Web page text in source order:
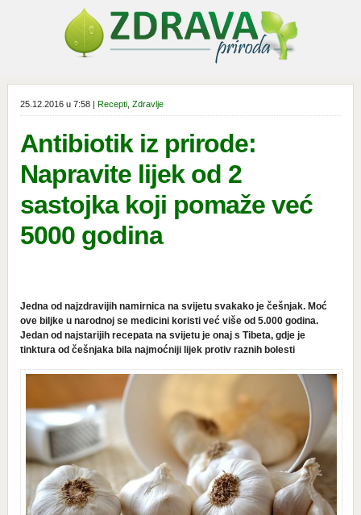
25.12.2016 u 7:58 | Recepti, Zdravlje
Antibiotik iz prirode:
Napravite lijek od 2
sastojka koji pomaže već
5000 godina
Jedna od najzdravijih namirnica na svijetu svakako je češnjak. Moć
ove biljke u narodnoj se medicini koristi već više od 5.000 godina.
Jedan od najstarijih recepata na svijetu je onaj s Tibeta, gdje je
tinktura od češnjaka bila najmoćniji lijek protiv raznih bolesti